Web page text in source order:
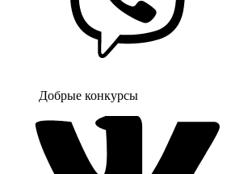
Добрые конкурсы